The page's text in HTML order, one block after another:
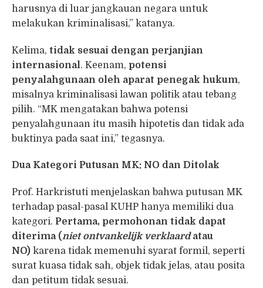
harusnya di luar jangkauan negara untuk
melakukan kriminalisasi,” katanya.
Kelima, tidak sesuai dengan perjanjian
internasional . Keenam, potensi
penyalahgunaan oleh aparat penegak hukum,
misalnya kriminalisasi lawan politik atau tebang
pilih. “MK mengatakan bahwa potensi
penyalahgunaan itu masih hipotetis dan tidak ada
buktinya pada saat ini,” tegasnya.
Dua Kategori Putusan MK: NO dan Ditolak
Prof. Harkristuti menjelaskan bahwa putusan MK
terhadap pasal-pasal KUHP hanya memiliki dua
kategori. Pertama, permohonan tidak dapat
diterima (niet ontvankelijk verklaardatau
NO) karena tidak memenuhi syarat formil, seperti
surat kuasa tidak sah, objek tidak jelas, atau posita
dan petitum tidak sesuai.